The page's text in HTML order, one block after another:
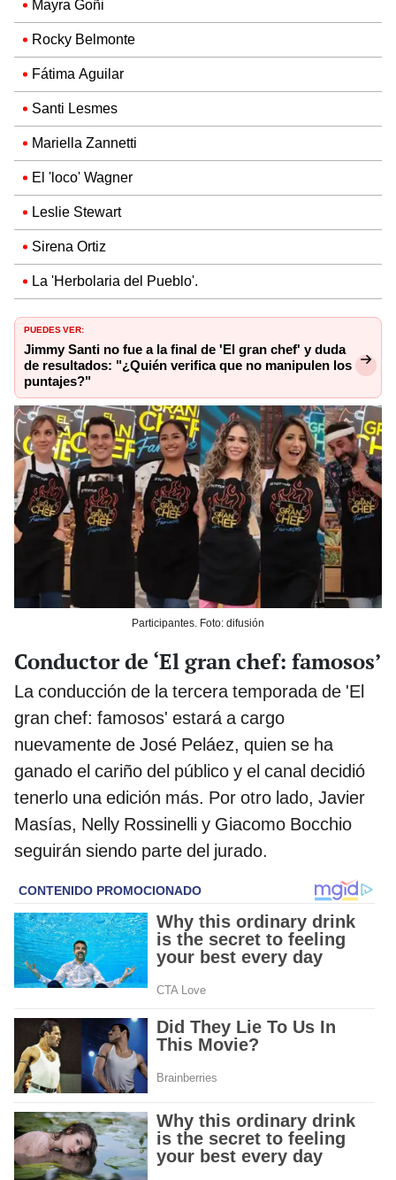
Mayra Goñi
Rocky Belmonte
Fátima Aguilar
Santi Lesmes
Mariella Zannetti
El 'loco' Wagner
Leslie Stewart
Sirena Ortiz
La 'Herbolaria del Pueblo'.
PUEDES VER:
Jimmy Santi no fue a la final de 'El gran chef' y duda
de resultados: "¿Quién verifica que no manipulen los
puntajes?"
Participantes. Foto: difusión
Conductor de ‘El gran chef: famosos’
La conducción de la tercera temporada de 'El
gran chef: famosos' estará a cargo
nuevamente de José Peláez, quien se ha
ganado el cariño del público y el canal decidió
tenerlo una edición más. Por otro lado, Javier
Masías, Nelly Rossinelli y Giacomo Bocchio
seguirán siendo parte del jurado.